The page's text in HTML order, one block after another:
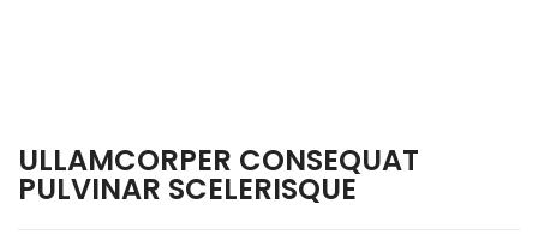
ULLAMCORPER CONSEQUAT
PULVINAR SCELERISQUE